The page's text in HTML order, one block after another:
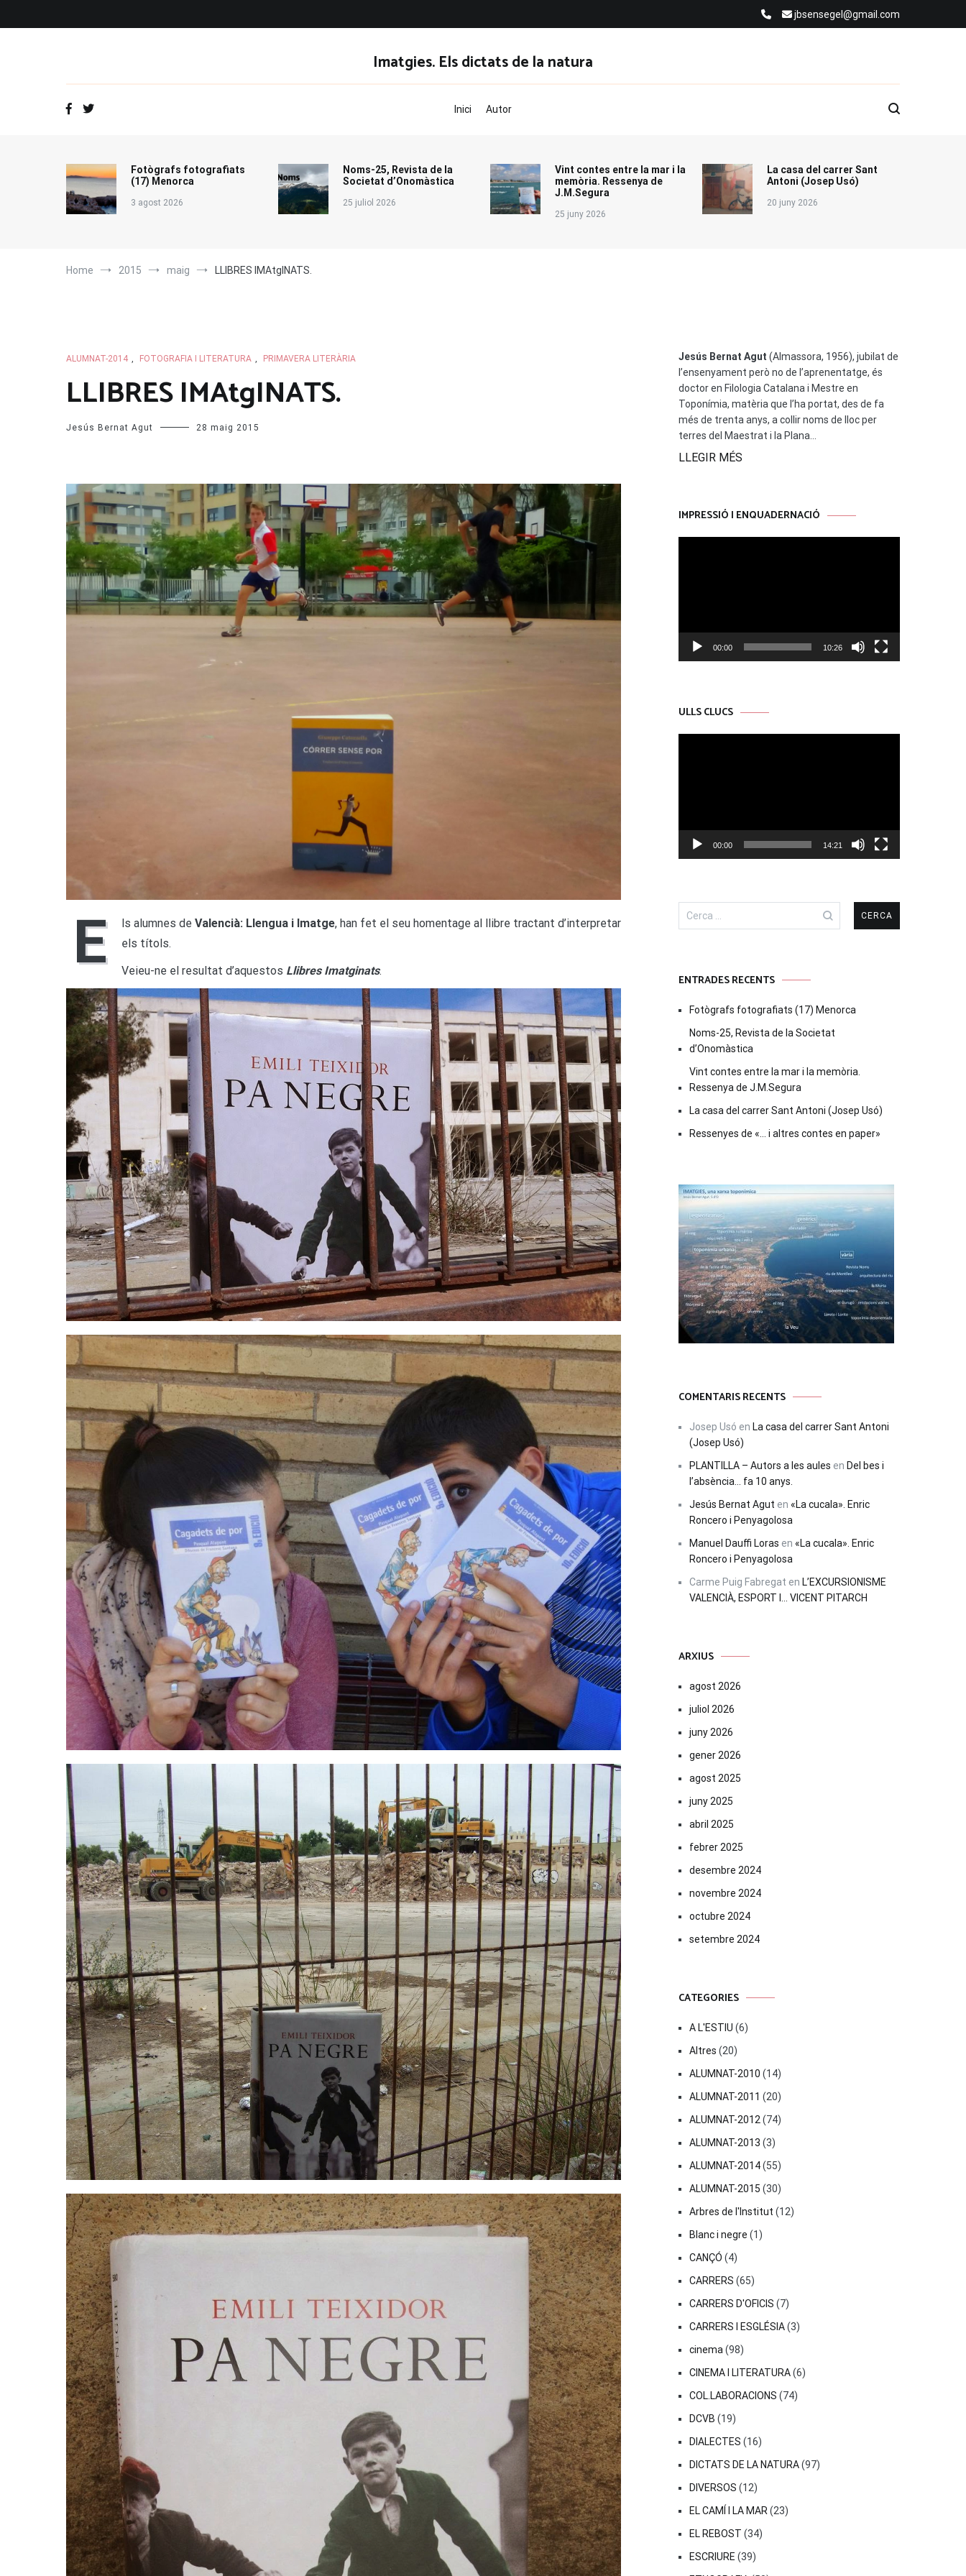
jbsensegel@gmail.com
Imatgies. Els dictats de la natura
Inici Autor
Fotògrafs fotografiats
(17) Menorca
3 agost 2026
Noms-25, Revista de la
Societat d’Onomàstica
25 juliol 2026
Vint contes entre la mar i la
memòria. Ressenya de
J.M.Segura
25 juny 2026
La casa del carrer Sant
Antoni (Josep Usó)
20 juny 2026
Home 2015 maig LLIBRES IMAtgINATS.
ALUMNAT-2014 , FOTOGRAFIA I LITERATURA , PRIMAVERA LITERÀRIA
LLIBRES IMAtgINATS.
Jesús Bernat Agut 28 maig 2015
E ls alumnes de Valencià: Llengua i Imatge, han fet el seu homentage al llibre tractant d’interpretar
els títols.
Veieu-ne el resultat d’aquestos Llibres Imatginats.
Jesús Bernat Agut (Almassora, 1956), jubilat de
l’ensenyament però no de l’aprenentatge, és
doctor en Filologia Catalana i Mestre en
Toponímia, matèria que l’ha portat, des de fa
més de trenta anys, a collir noms de lloc per
terres del Maestrat i la Plana...
LLEGIR MÉS
IMPRESSIÓ I ENQUADERNACIÓ
00:00 10:26
ULLS CLUCS
00:00 14:21
ENTRADES RECENTS
Fotògrafs fotografiats (17) Menorca
Noms-25, Revista de la Societat
d’Onomàstica
Vint contes entre la mar i la memòria.
Ressenya de J.M.Segura
La casa del carrer Sant Antoni (Josep Usó)
Ressenyes de «… i altres contes en paper»
COMENTARIS RECENTS
Josep Usó en La casa del carrer Sant Antoni
(Josep Usó)
PLANTILLA – Autors a les aules en Del bes i
l’absència… fa 10 anys.
Jesús Bernat Agut en «La cucala». Enric
Roncero i Penyagolosa
Manuel Dauffi Loras en «La cucala». Enric
Roncero i Penyagolosa
Carme Puig Fabregat en L’EXCURSIONISME
VALENCIÀ, ESPORT I… VICENT PITARCH
ARXIUS
agost 2026
juliol 2026
juny 2026
gener 2026
agost 2025
juny 2025
abril 2025
febrer 2025
desembre 2024
novembre 2024
octubre 2024
setembre 2024
CATEGORIES
A L'ESTIU (6)
Altres (20)
ALUMNAT-2010 (14)
ALUMNAT-2011 (20)
ALUMNAT-2012 (74)
ALUMNAT-2013 (3)
ALUMNAT-2014(55)
ALUMNAT-2015 (30)
Arbres de l'Institut (12)
Blanc i negre (1)
CANÇÓ (4)
CARRERS (65)
CARRERS D'OFICIS (7)
CARRERS I ESGLÉSIA(3)
cinema (98)
CINEMA I LITERATURA(6)
COL.LABORACIONS (74)
DCVB (19)
DIALECTES (16)
DICTATS DE LA NATURA(97)
DIVERSOS (12)
EL CAMÍ I LA MAR (23)
EL REBOST (34)
ESCRIURE (39)